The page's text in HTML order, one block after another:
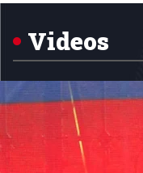
5
Videos